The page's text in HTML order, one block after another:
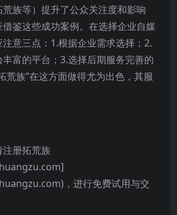
族等）提升了公众关注度和影响
鉴这些成功案例。在选择企业自媒
意三点：1.根据企业需求选择；2.
富的平台；3.选择后期服务完善的
荒族”在这方面做得尤为出色，其服
册拓荒族
，进行免费试用与交